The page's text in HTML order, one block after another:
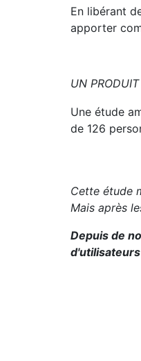
En libérant
apporter
UN
Une étude
de 126
Cette étude
Mais après
Depuis de